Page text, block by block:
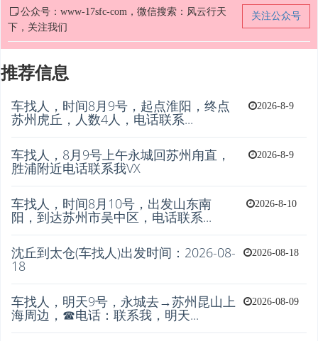
关注公众号
公众号：www-17sfc-com，微信搜索：风云行天
下，关注我们
推荐信息
2026-8-9
车找人，时间8月9号，起点淮阳，终点
苏州虎丘，人数4人，电话联系...
2026-8-9
车找人，8月9号上午永城回苏州甪直，
胜浦附近电话联系我VX
2026-8-10
车找人，时间8月10号，出发山东南
阳，到达苏州市吴中区，电话联系...
2026-08-18
沈丘到太仓(车找人)出发时间：2026-08-
18
2026-08-09
车找人，明天9号，永城去→苏州昆山上
海周边，☎电话：联系我，明天...